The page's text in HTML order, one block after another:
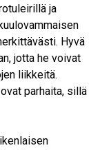
ja
Hyvä
jotta he voivat
liikkeitä.
parhaita, sillä